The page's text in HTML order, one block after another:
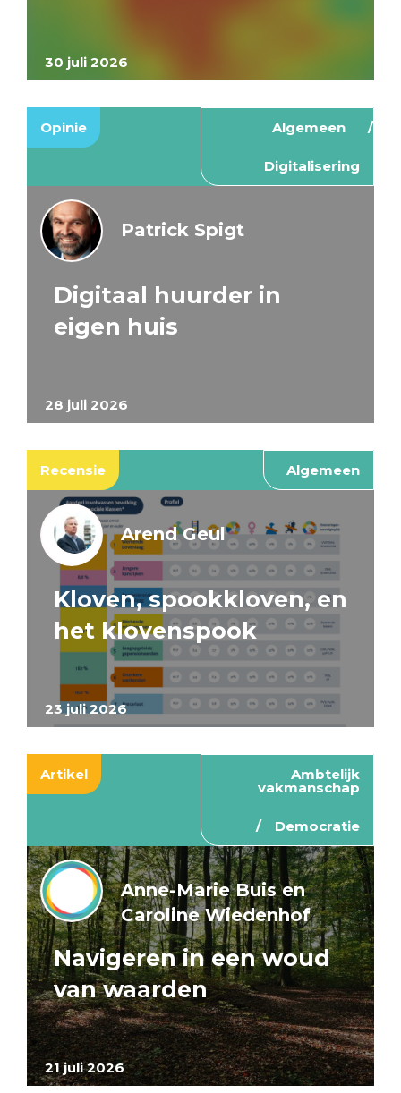
30 juli 2026
Opinie Algemeen
Digitalisering
28 juli 2026
Patrick Spigt
Digitaal huurder in
eigen huis
Recensie Algemeen
23 juli 2026
Arend Geul
Kloven, spookkloven, en
het klovenspook
Artikel Ambtelijk
vakmanschap
Democratie
21 juli 2026
Anne-Marie Buis en
Caroline Wiedenhof
Navigeren in een woud
van waarden